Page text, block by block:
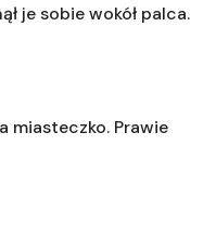
je sobie wokół palca.
miasteczko. Prawie